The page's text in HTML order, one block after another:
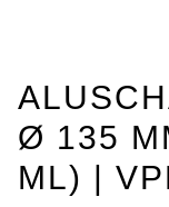
Ø 135
ML) |